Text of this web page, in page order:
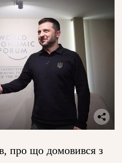
про що домовився з